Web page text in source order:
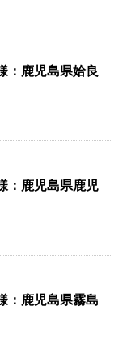
：鹿児島県姶良
：鹿児島県鹿児
：鹿児島県霧島